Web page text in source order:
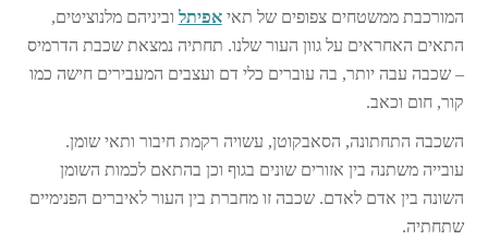
המורכבת ממשטחים צפופים של תאיאפיתל וביניהם מלנוציטים,
התאים האחראים על גוון העור שלנו. תחתיה נמצאת שכבת הדרמיס
– שכבה עבה יותר, בה עוברים כלי דם ועצבים המעבירים חישה כמו
קור, חום וכאב.
השכבה התחתונה, הסאבקוטן, עשויה רקמת חיבור ותאי שומן.
עובייה משתנה בין אזורים שונים בגוף וכן בהתאם לכמות השומן
השונה בין אדם לאדם. שכבה זו מחברת בין העור לאיברים הפנימיים
שתחתיה.